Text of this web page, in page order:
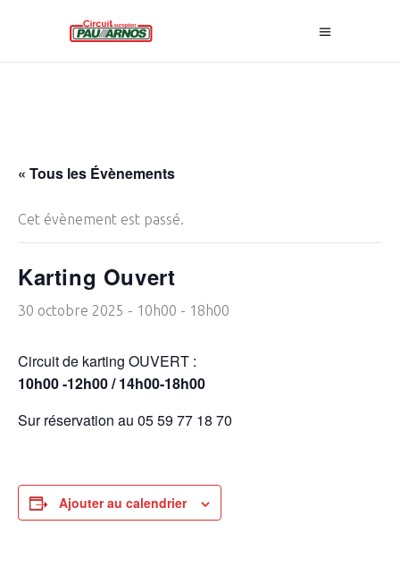
« Tous les Évènements
Cet évènement est passé.
Karting Ouvert
30 octobre 2025 - 10h00 - 18h00
Circuit de karting OUVERT :
10h00 -12h00 / 14h00-18h00
Sur réservation au 05 59 77 18 70
Ajouter au calendrier